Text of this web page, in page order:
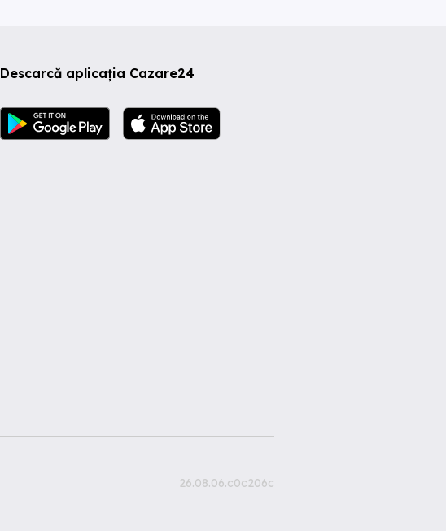
Descarcă aplicația Cazare24
26.08.06.c0c206c